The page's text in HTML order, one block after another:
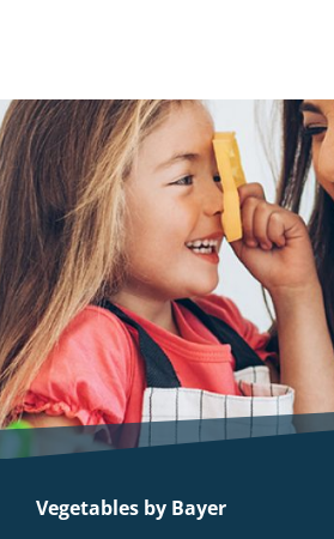
Vegetables by Bayer